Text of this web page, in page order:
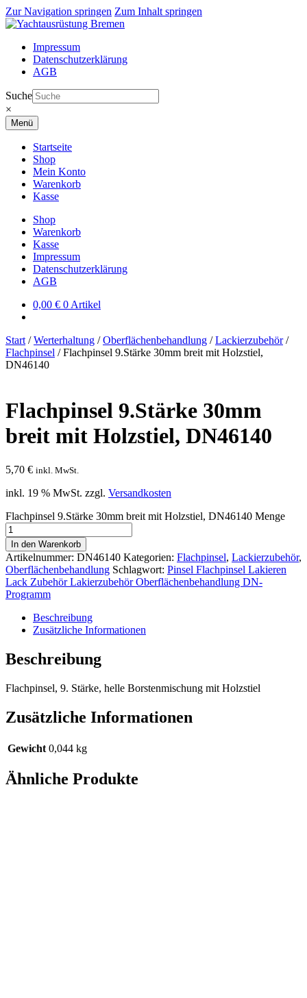
Zur Navigation springen Zum Inhalt springen
Impressum
Datenschutzerklärung
AGB
Suche
×
Menü
Startseite
Shop
Mein Konto
Warenkorb
Kasse
Shop
Warenkorb
Kasse
Impressum
Datenschutzerklärung
AGB
0,00 € 0 Artikel
Start /Werterhaltung /Oberflächenbehandlung /Lackierzubehör/
Flachpinsel /Flachpinsel 9.Stärke 30mm breit mit Holzstiel,
DN46140
Flachpinsel 9.Stärke 30mm
breit mit Holzstiel, DN46140
5,70 € inkl. MwSt.
inkl. 19 % MwSt. zzgl. Versandkosten
Flachpinsel 9.Stärke 30mm breit mit Holzstiel, DN46140 Menge
In den Warenkorb
Artikelnummer: DN46140 Kategorien: Flachpinsel, Lackierzubehör,
Oberflächenbehandlung Schlagwort: Pinsel Flachpinsel Lakieren
Lack Zubehör Lakierzubehör Oberflächenbehandlung DN-
Programm
Beschreibung
Zusätzliche Informationen
Beschreibung
Flachpinsel, 9. Stärke, helle Borstenmischung mit Holzstiel
Zusätzliche Informationen
Gewicht 0,044 kg
Ähnliche Produkte